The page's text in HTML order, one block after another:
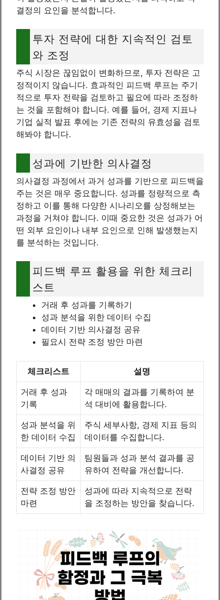
결정의 요인을 분석합니다.
투자 전략에 대한 지속적인 검토
와 조정
주식 시장은 끊임없이 변화하므로, 투자 전략은 고
정적이지 않습니다. 효과적인 피드백 루프는 주기
적으로 투자 전략을 검토하고 필요에 따라 조정하
는 것을 포함해야 합니다. 예를 들어, 경제 지표나
기업 실적 발표 후에는 기존 전략의 유효성을 검토
해봐야 합니다.
성과에 기반한 의사결정
의사결정 과정에서 과거 성과를 기반으로 피드백을
주는 것은 매우 중요합니다. 성과를 정량적으로 측
정하고 이를 통해 다양한 시나리오를 상정해보는
과정을 거쳐야 합니다. 이때 중요한 것은 성과가 어
떤 외부 요인이나 내부 요인으로 인해 발생했는지
를 분석하는 것입니다.
피드백 루프 활용을 위한 체크리
스트
거래 후 성과를 기록하기
성과 분석을 위한 데이터 수집
데이터 기반 의사결정 공유
필요시 전략 조정 방안 마련
체크리스트 설명
거래 후 성과
기록
각 매매의 결과를 기록하여 분
석 대비에 활용합니다.
성과 분석을 위
한 데이터 수집
주식 세부사항, 경제 지표 등의
데이터를 수집합니다.
데이터 기반 의
사결정 공유
팀원들과 성과 분석 결과를 공
유하여 전략을 개선합니다.
전략 조정 방안
마련
성과에 따라 지속적으로 전략
을 조정하는 방안을 찾습니다.